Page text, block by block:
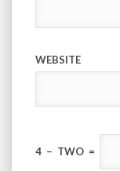
WEBSITE
4 − TWO =